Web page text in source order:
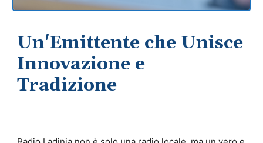
Un'Emittente che Unisce
Innovazione e
Tradizione